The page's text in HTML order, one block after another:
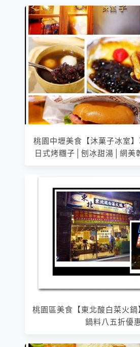
桃園中壢美食【沐菓子冰室】
日式烤糰子│刨冰甜湯│網美
桃園區美食【東北酸白菜火鍋
鍋料八五折優